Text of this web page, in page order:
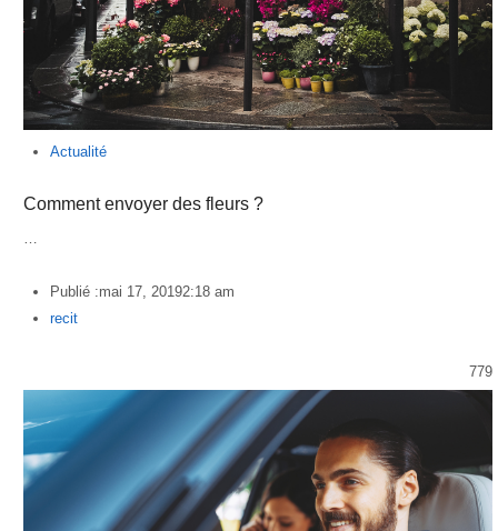
Actualité
Comment envoyer des fleurs ?
Publié :mai 17, 20192:18 am
Author
recit
779